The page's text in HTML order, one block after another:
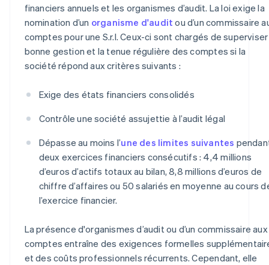
financiers annuels et les organismes d’audit. La loi exige la
nomination d’un organisme d'audit ou d’un commissaire
comptes pour une S.r.l. Ceux-ci sont chargés de superviser
bonne gestion et la tenue régulière des comptes si la
société répond aux critères suivants :
Exige des états financiers consolidés
Contrôle une société assujettie à l’audit légal
Dépasse au moins l’une des limites suivantes
deux exercices financiers consécutifs : 4,4 millions
d’euros d’actifs totaux au bilan, 8,8 millions d’euros de
chiffre d’affaires ou 50 salariés en moyenne au cours
l’exercice financier.
La présence d'organismes d’audit ou d’un commissaire aux
comptes entraîne des exigences formelles
et des coûts professionnels récurrents. Cependant, elle